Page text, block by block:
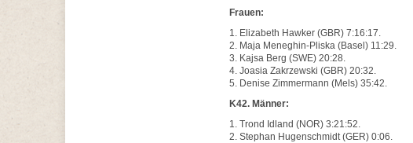
Frauen:
1. Elizabeth Hawker (GBR) 7:16:17.
2. Maja Meneghin-Pliska (Basel) 11:29.
3. Kajsa Berg (SWE) 20:28.
4. Joasia Zakrzewski (GBR) 20:32.
5. Denise Zimmermann (Mels) 35:42.
K42. Männer:
1. Trond Idland (NOR) 3:21:52.
2. Stephan Hugenschmidt (GER) 0:06.